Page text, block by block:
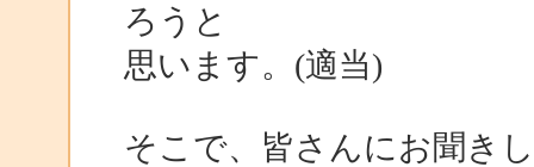
ろうと
思います。(適当)
そこで、皆さんにお聞き